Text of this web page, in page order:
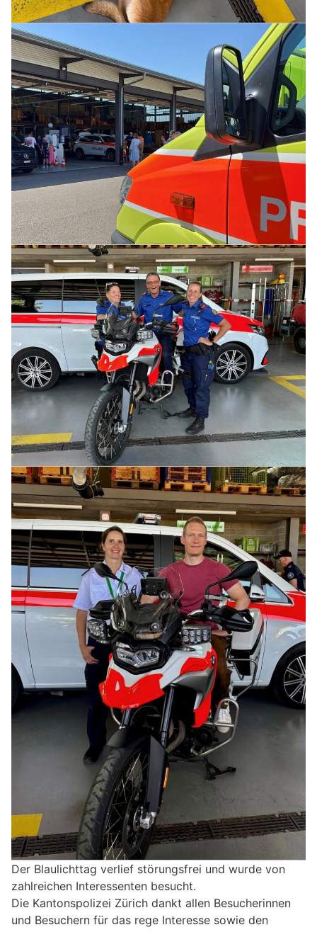
Der Blaulichttag verlief störungsfrei und wurde von
zahlreichen Interessenten besucht.
Die Kantonspolizei Zürich dankt allen Besucherinnen
und Besuchern für das rege Interesse sowie den